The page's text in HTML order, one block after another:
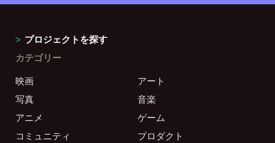
プロジェクトを探す
カテゴリー
映画
アート
写真
音楽
アニメ
ゲーム
コミュニティ
プロダクト